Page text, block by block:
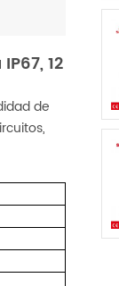
12
de